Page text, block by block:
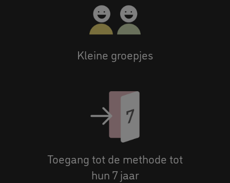
Kleine groepjes
Toegang tot de methode tot
hun 7 jaar